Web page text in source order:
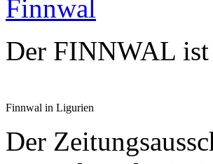
Finnwal
Der FINNWAL ist
Finnwal in Ligurien
Der